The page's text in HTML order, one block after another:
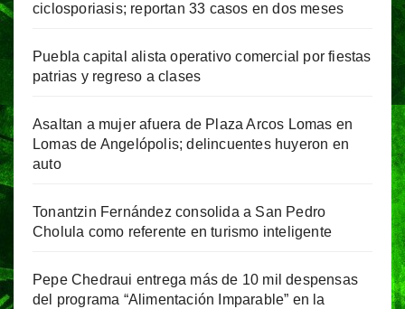
ciclosporiasis; reportan 33 casos en dos meses
Puebla capital alista operativo comercial por fiestas
patrias y regreso a clases
Asaltan a mujer afuera de Plaza Arcos Lomas en
Lomas de Angelópolis; delincuentes huyeron en
auto
Tonantzin Fernández consolida a San Pedro
Cholula como referente en turismo inteligente
Pepe Chedraui entrega más de 10 mil despensas
del programa “Alimentación Imparable” en la